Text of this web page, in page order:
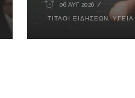
06 ΑΥΓ 2026
ΤΊΤΛΟΙ ΕΙΔΉΣΕΩΝ,ΥΓΕΊΑ